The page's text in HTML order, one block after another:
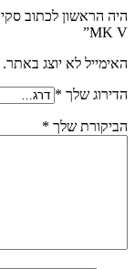
MK V”
האימייל לא יוצג באתר.
הדירוג שלך *
הביקורת שלך *